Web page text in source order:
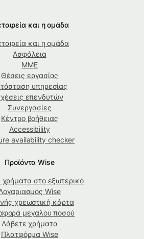
και η ομάδα
και η ομάδα
Ασφάλεια
ΜΜΕ
Θέσεις εργασίας
υπηρεσίας
επενδυτών
Συνεργασίες
Κέντρο βοήθειας
Accessibility
availability checker
Προϊόντα Wise
χρήματα στο εξωτερικό
Wise
χρεωστική κάρτα
μεγάλου ποσού
Λάβετε χρήματα
Πλατφόρμα Wise